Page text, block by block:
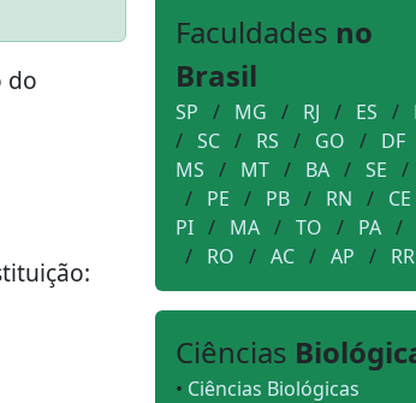
do
Faculdades no
Brasil
SP / MG / RJ / ES /
/ SC / RS / GO / DF
MS / MT / BA / SE /
/ PE / PB / RN / CE
PI / MA / TO / PA /
/ RO / AC / AP / RR
Ciências
• Ciências Biológicas